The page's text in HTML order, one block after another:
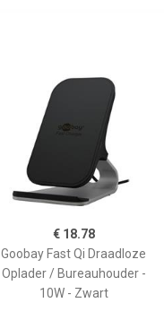
€ 18.78
Goobay Fast Qi Draadloze
Oplader / Bureauhouder -
10W - Zwart